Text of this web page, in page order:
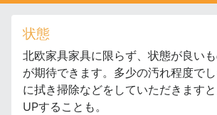
状態
北欧家具家具に限らず、状態が良い
が期待できます。多少の汚れ程度で
に拭き掃除などをしていただきます
UPすることも。